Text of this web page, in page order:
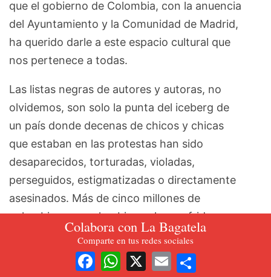
que el gobierno de Colombia, con la anuencia
del Ayuntamiento y la Comunidad de Madrid,
ha querido darle a este espacio cultural que
nos pertenece a todas.
Las listas negras de autores y autoras, no
olvidemos, son solo la punta del iceberg de
un país donde decenas de chicos y chicas
que estaban en las protestas han sido
desaparecidos, torturadas, violadas,
perseguidos, estigmatizadas o directamente
asesinados. Más de cinco millones de
colombianas y colombianos han sufrido
desplazamientos forzosos. Solo en el mes
pasado, más de cinco mil han engrosado la
lista. “La gente no se va porque hay
Colabora con La Bagatela
Comparte en tus redes sociales
FacebookWhatsApp
X Email